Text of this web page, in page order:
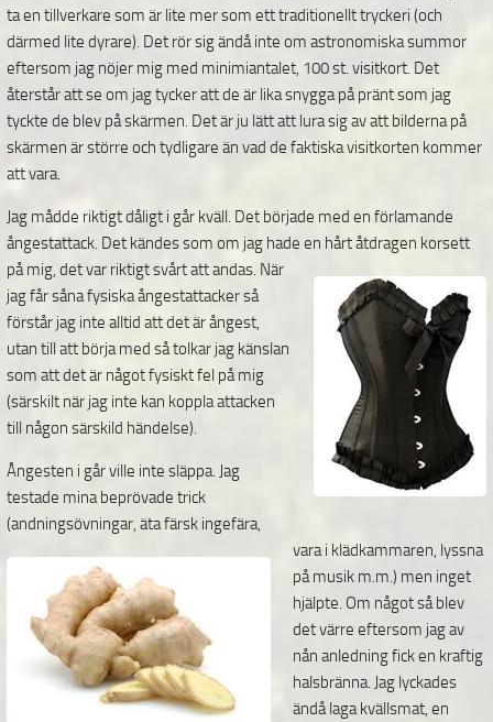
ta en tillverkare som är lite mer som ett traditionellt tryckeri (och
därmed lite dyrare). Det rör sig ändå inte om astronomiska summor
eftersom jag nöjer mig med minimiantalet, 100 st. visitkort. Det
återstår att se om jag tycker att de är lika snygga på pränt som jag
tyckte de blev på skärmen. Det är ju lätt att lura sig av att bilderna på
skärmen är större och tydligare än vad de faktiska visitkorten kommer
att vara.
Jag mådde riktigt dåligt i går kväll. Det började med en förlamande
ångestattack. Det kändes som om jag hade en hårt åtdragen korsett
på mig, det var riktigt svårt att andas. När
jag får såna fysiska ångestattacker så
förstår jag inte alltid att det är ångest,
utan till att börja med så tolkar jag känslan
som att det är något fysiskt fel på mig
(särskilt när jag inte kan koppla attacken
till någon särskild händelse).
Ångesten i går ville inte släppa. Jag
testade mina beprövade trick
(andningsövningar, äta färsk ingefära,
vara i klädkammaren, lyssna
på musik m.m.) men inget
hjälpte. Om något så blev
det värre eftersom jag av
nån anledning fick en kraftig
halsbränna. Jag lyckades
ändå laga kvällsmat, en